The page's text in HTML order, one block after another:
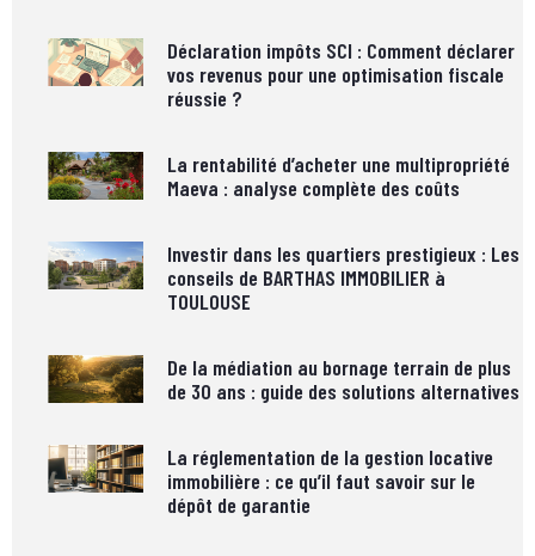
Déclaration impôts SCI : Comment déclarer
vos revenus pour une optimisation fiscale
réussie ?
La rentabilité d’acheter une multipropriété
Maeva : analyse complète des coûts
Investir dans les quartiers prestigieux : Les
conseils de BARTHAS IMMOBILIER à
TOULOUSE
De la médiation au bornage terrain de plus
de 30 ans : guide des solutions alternatives
La réglementation de la gestion locative
immobilière : ce qu’il faut savoir sur le
dépôt de garantie